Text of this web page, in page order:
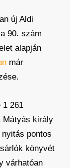
új Aldi
90. szám
alapján
már
1 261
Mátyás király
pontos
könyvét
várhatóan